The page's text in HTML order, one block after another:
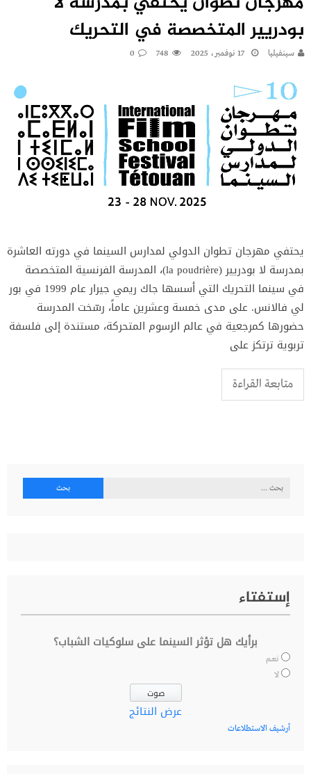
بودريير المتخصصة في التحريك
سينفيليا 17 نوفمبر، 2025 748
0
يحتفي مهرجان تطوان الدولي لمدارس السينما في دورته العاشرة
بمدرسة لا بودريير (la poudrière)، المدرسة الفرنسية المتخصصة
في سينما التحريك التي أسسها جاك ريمي جيرار عام 1999 في بور
لي فالانس. على مدى خمسة وعشرين عاماً، رسّخت المدرسة
حضورها كمرجعية في عالم الرسوم المتحركة، مستندة إلى فلسفة
تربوية ترتكز على
متابعة القراءة
البحث
إستفتاء
برأيك هل تؤثر السينما على سلوكيات الشباب؟
نعم
لا
عرض النتائج
أرشيف الاستطلاعات